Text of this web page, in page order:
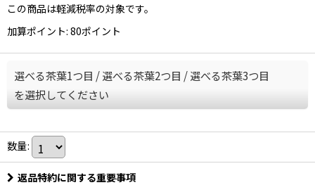
この商品は軽減税率の対象です。
加算ポイント: 80ポイント
選べる茶葉1つ目 /選べる茶葉2つ目 /選べる茶葉3つ目
を選択してください
数量:
返品特約に関する重要事項